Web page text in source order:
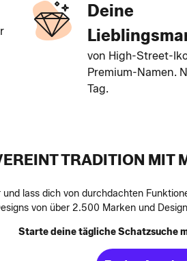
Deine
von High-Street-
Premium-Namen.
Tag.
TRADITION MIT
lass dich von durchdachten
von über 2.500 Marken und
Starte deine tägliche Schatzsuche